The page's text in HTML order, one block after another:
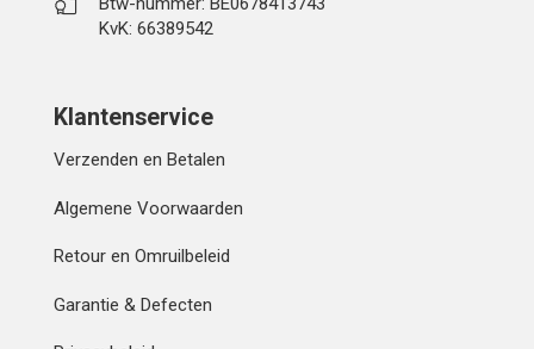
KvK: 66389542
Klantenservice
Verzenden en Betalen
Algemene Voorwaarden
Retour en Omruilbeleid
Garantie & Defecten